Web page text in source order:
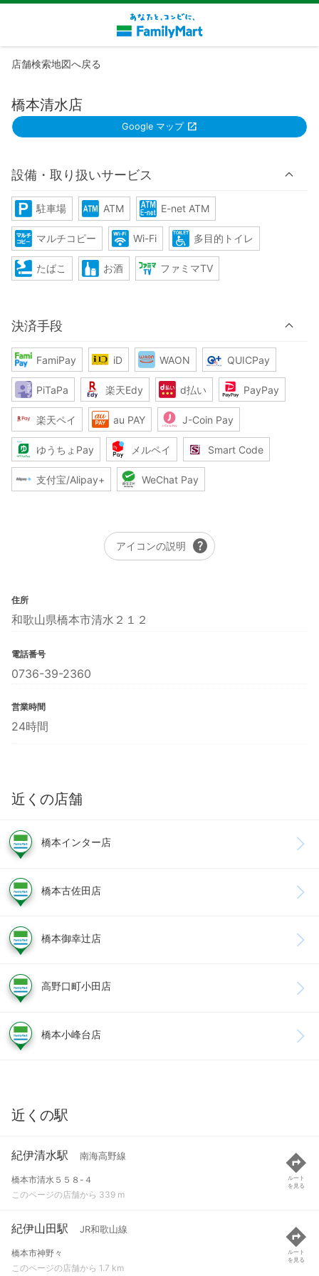
店舗検索地図へ戻る
橋本清水店
Google マップ
設備・取り扱いサービス
駐車場 ATM E-net ATM
マルチコピー Wi-Fi 多目的トイレ
たばこ お酒 ファミマTV
決済手段
FamiPay iD WAON QUICPay
PiTaPa 楽天Edy d払い PayPay
楽天ペイ au PAY J-Coin Pay
ゆうちょPay メルペイ Smart Code
支付宝/Alipay+ WeChat Pay
アイコンの説明 help
住所
和歌山県橋本市清水２１２
電話番号
0736-39-2360
営業時間
24時間
近くの店舗
橋本インター店
橋本古佐田店
橋本御幸辻店
高野口町小田店
橋本小峰台店
近くの駅
紀伊清水駅 南海高野線
橋本市清水５５８-４
このページの店舗から 339 m
ルート
を見る
紀伊山田駅 JR和歌山線
橋本市神野々
このページの店舗から 1.7 km
ルート
を見る